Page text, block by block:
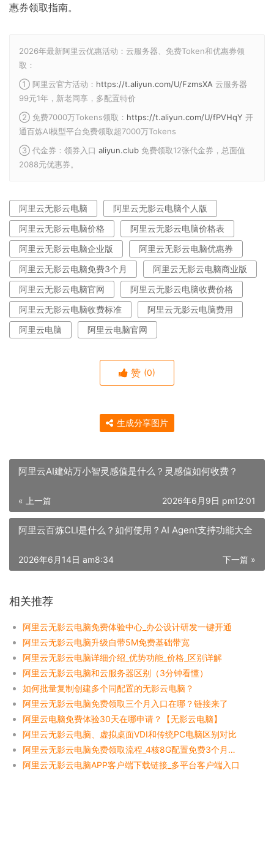
惠券领取指南。
2026年最新阿里云优惠活动：云服务器、免费Token和优惠券领
取：
① 阿里云官方活动： https://t.aliyun.com/U/FzmsXA 云服务器
99元1年，新老同享，多配置特价
② 免费7000万Tokens领取： https://t.aliyun.com/U/fPVHqY 开
通百炼AI模型平台免费领取超7000万Tokens
③ 代金券：领券入口 aliyun.club 免费领取12张代金券，总面值
2088元优惠券。
阿里云无影云电脑
阿里云无影云电脑个人版
阿里云无影云电脑价格
阿里云无影云电脑价格表
阿里云无影云电脑企业版
阿里云无影云电脑优惠券
阿里云无影云电脑免费3个月
阿里云无影云电脑商业版
阿里云无影云电脑官网
阿里云无影云电脑收费价格
阿里云无影云电脑收费标准
阿里云无影云电脑费用
阿里云电脑
阿里云电脑官网
赞 (0)
生成分享图片
阿里云AI建站万小智灵感值是什么？灵感值如何收费？
« 上一篇 2026年6月9日 pm12:01
阿里云百炼CLI是什么？如何使用？AI Agent支持功能大全
下一篇 »
2026年6月14日 am8:34
相关推荐
阿里云无影云电脑免费体验中心_办公设计研发一键开通
阿里云无影云电脑升级自带5M免费基础带宽
阿里云无影云电脑详细介绍_优势功能_价格_区别详解
阿里云无影云电脑和云服务器区别（3分钟看懂）
如何批量复制创建多个同配置的无影云电脑？
阿里云无影云电脑免费领取三个月入口在哪？链接来了
阿里云电脑免费体验30天在哪申请？【无影云电脑】
阿里云无影云电脑、虚拟桌面VDI和传统PC电脑区别对比
阿里云无影云电脑免费领取流程_4核8G配置免费3个月入口
阿里云无影云电脑APP客户端下载链接_多平台客户端入口